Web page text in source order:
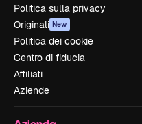
Politica sulla privacy
Originali New
Politica dei cookie
Centro di fiducia
Affiliati
Aziende